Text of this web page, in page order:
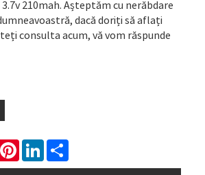
210mah. Așteptăm cu nerăbdare
dacă doriți să aflați
consulta acum, vă vom răspunde
PinterestLinkedIn